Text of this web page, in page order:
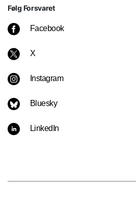
Følg Forsvaret
Facebook
X
Instagram
Bluesky
LinkedIn